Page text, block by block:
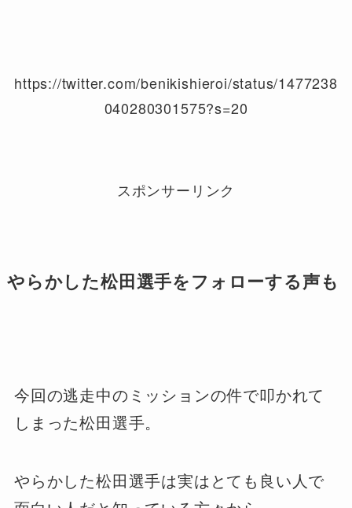
https://twitter.com/benikishieroi/status/1477238
040280301575?s=20
スポンサーリンク
やらかした松田選手をフォローする声も
今回の逃走中のミッションの件で叩かれて
しまった松田選手。
やらかした松田選手は実はとても良い人で